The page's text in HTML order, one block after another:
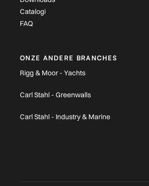
Catalogi
FAQ
ONZE ANDERE BRANCHES
Rigg & Moor - Yachts
Carl Stahl - Greenwalls
Carl Stahl - Industry & Marine